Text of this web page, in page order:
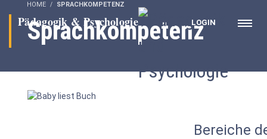
LOGIN
HOME SPRACHKOMPETENZ
Sprachkompetenz
Bereiche